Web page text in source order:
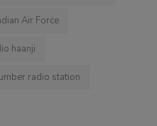
Air Force
haanji
radio station